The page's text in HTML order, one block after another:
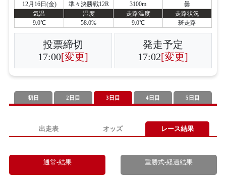
12月16日(金)
準々決勝戦12R 3100m
曇
気温
湿度 走路温度
走路状況
9.0℃
58.0% 9.0℃ 斑走路
投票締切
17:00[変更]
発走予定
17:02[変更]
初日 2日目 3日目 4日目 5日目
出走表 オッズ レース結果
通常-結果 重勝式-経過結果